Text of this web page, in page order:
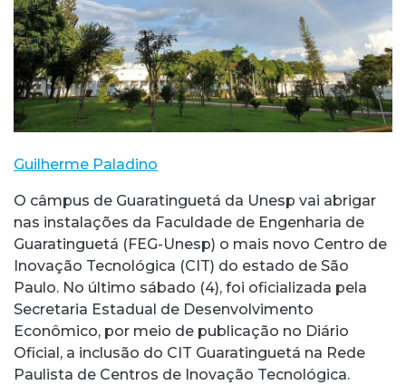
Guilherme Paladino
O câmpus de Guaratinguetá da Unesp vai abrigar
nas instalações da Faculdade de Engenharia de
Guaratinguetá (FEG-Unesp) o mais novo Centro de
Inovação Tecnológica (CIT) do estado de São
Paulo. No último sábado (4), foi oficializada pela
Secretaria Estadual de Desenvolvimento
Econômico, por meio de publicação no Diário
Oficial, a inclusão do CIT Guaratinguetá na Rede
Paulista de Centros de Inovação Tecnológica.